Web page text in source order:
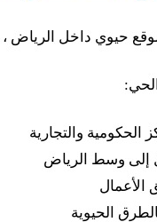
حيوي داخل الرياض ،
الحكومية والتجارية
إلى وسط الرياض
الأعمال
الحيوية